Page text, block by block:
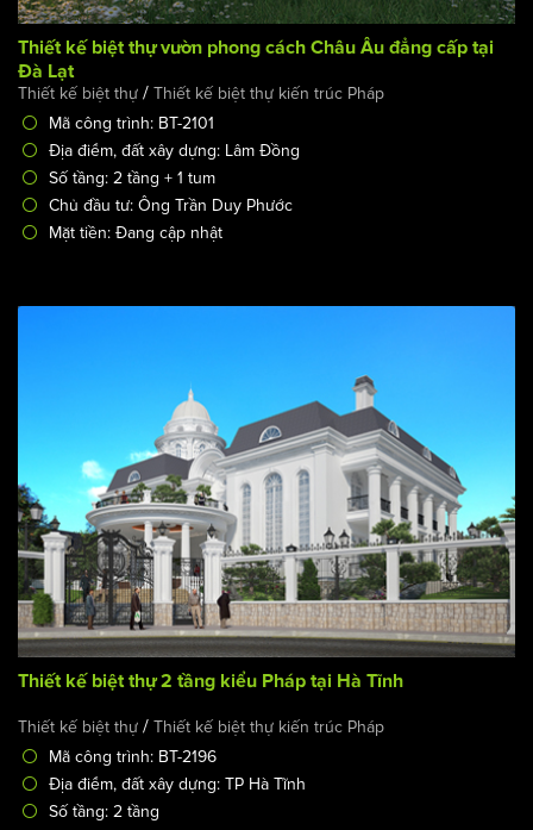
Thiết kế biệt thự vườn phong cách Châu Âu đẳng cấp tại
Đà Lạt
Thiết kế biệt thự / Thiết kế biệt thự kiến trúc Pháp
Mã công trình: BT-2101
Địa điểm, đất xây dựng: Lâm Đồng
Số tầng: 2 tầng + 1 tum
Chủ đầu tư: Ông Trần Duy Phước
Mặt tiền: Đang cập nhật
Thiết kế biệt thự 2 tầng kiểu Pháp tại Hà Tĩnh
Thiết kế biệt thự / Thiết kế biệt thự kiến trúc Pháp
Mã công trình: BT-2196
Địa điểm, đất xây dựng: TP Hà Tĩnh
Số tầng: 2 tầng